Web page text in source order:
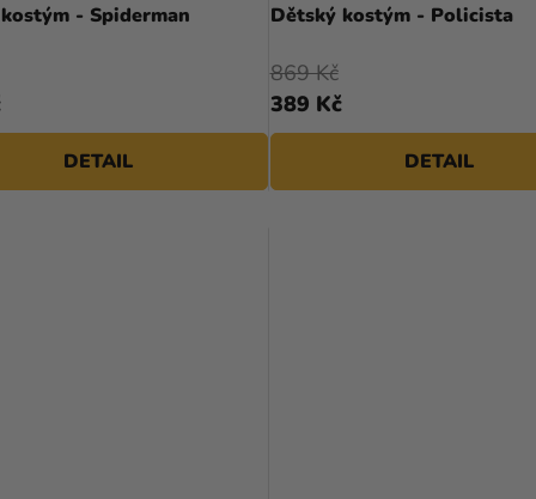
- Spiderman
DETAIL
Dětský kostým - Policista
389 Kč
869 Kč
DETAIL